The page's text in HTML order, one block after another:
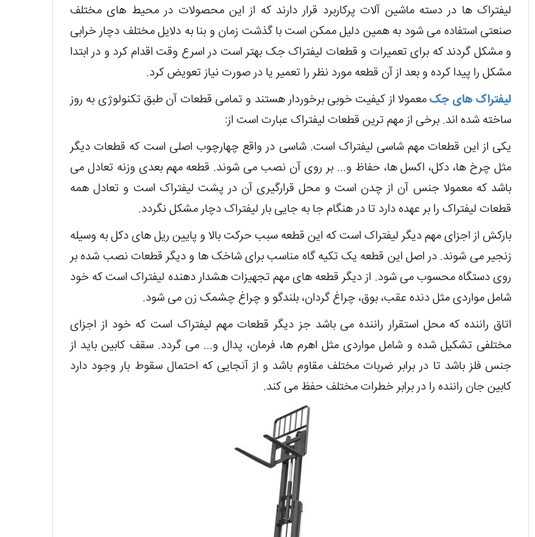
لیفتراک ها در دسته ماشین آلات پرکاربرد قرار دارند که از این محصولات در محیط های مختلف
صنعتی استفاده می شود به همین دلیل ممکن است با گذشت زمان و بنا به دلایل مختلف دچار خرابی
و مشکل گردند که برای تعمیرات و قطعات لیفتراک جک بهتر است در اسرع وقت اقدام کرد و در ابتدا
مشکل را پیدا کرده و بعد از آن قطعه مورد نظر را تعمیر یا در صورت نیاز تعویض کرد.
لیفتراک های جکمعمولا از کیفیت خوبی برخوردار هستند و تمامی قطعات آن طبق تکنولوژی به روز
ساخته شده اند. برخی از مهم ترین قطعات لیفتراک عبارت است از:
یکی از این قطعات مهم شاسی لیفتراک است. شاسی در واقع چهارچوب اصلی است که قطعات دیگر
مثل چرخ ها، دکل، اکسل ها، حفاظ و... بر روی آن نصب می شوند. قطعه مهم بعدی وزنه تعادل می
باشد که معمولا جنس آن از چدن است و محل قرارگیری آن در پشت لیفتراک است و تعادل همه
قطعات لیفتراک را بر عهده دارد تا در هنگام جا به جایی بار لیفتراک دچار مشکل نگردد.
بارکش از اجزای مهم دیگر لیفتراک است که این قطعه سبب حرکت بالا و پایین ریل های دکل به وسیله
زنجیر می شوند. در اصل این قطعه یک تکیه گاه مناسب برای شاخک ها و دیگر قطعات نصب شده بر
روی دستگاه محسوب می شود. از دیگر قطعه های مهم تجهیزات هشدار دهنده لیفتراک است که خود
شامل مواردی مثل دنده عقب، بوق، چراغ گردان، بلندگو و چراغ چشمک زن می شود.
اتاق راننده که محل استقرار راننده می باشد جز دیگر قطعات مهم لیفتراک است که خود از اجزای
مختلفی تشکیل شده و شامل مواردی مثل اهرم ها، فرمان، پدال و... می گردد. سقف کابین باید از
جنس فلز باشد تا در برابر ضربات مختلف مقاوم باشد و از آنجایی که احتمال سقوط بار وجود دارد
کابین جان راننده را در برابر خطرات مختلف حفظ می کند.